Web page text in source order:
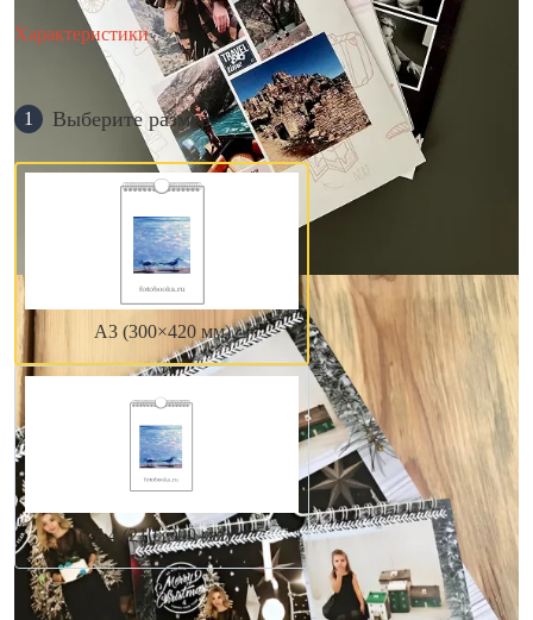
Характеристики
1 Выберите размер
А3 (300×420 мм)
А4 (210×300 мм)